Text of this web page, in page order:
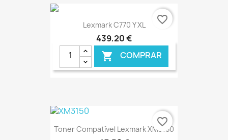
€ ONLINE
Lexmark C770 Y XL
439,20 €
 COMPRAR
€ ONLINE
favorite_border
Toner Compatível Lexmark XM3150
favorite_border